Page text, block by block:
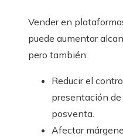
Vender en
puede aumentar
pero también:
Reducir el
presentación
posventa.
Afectar